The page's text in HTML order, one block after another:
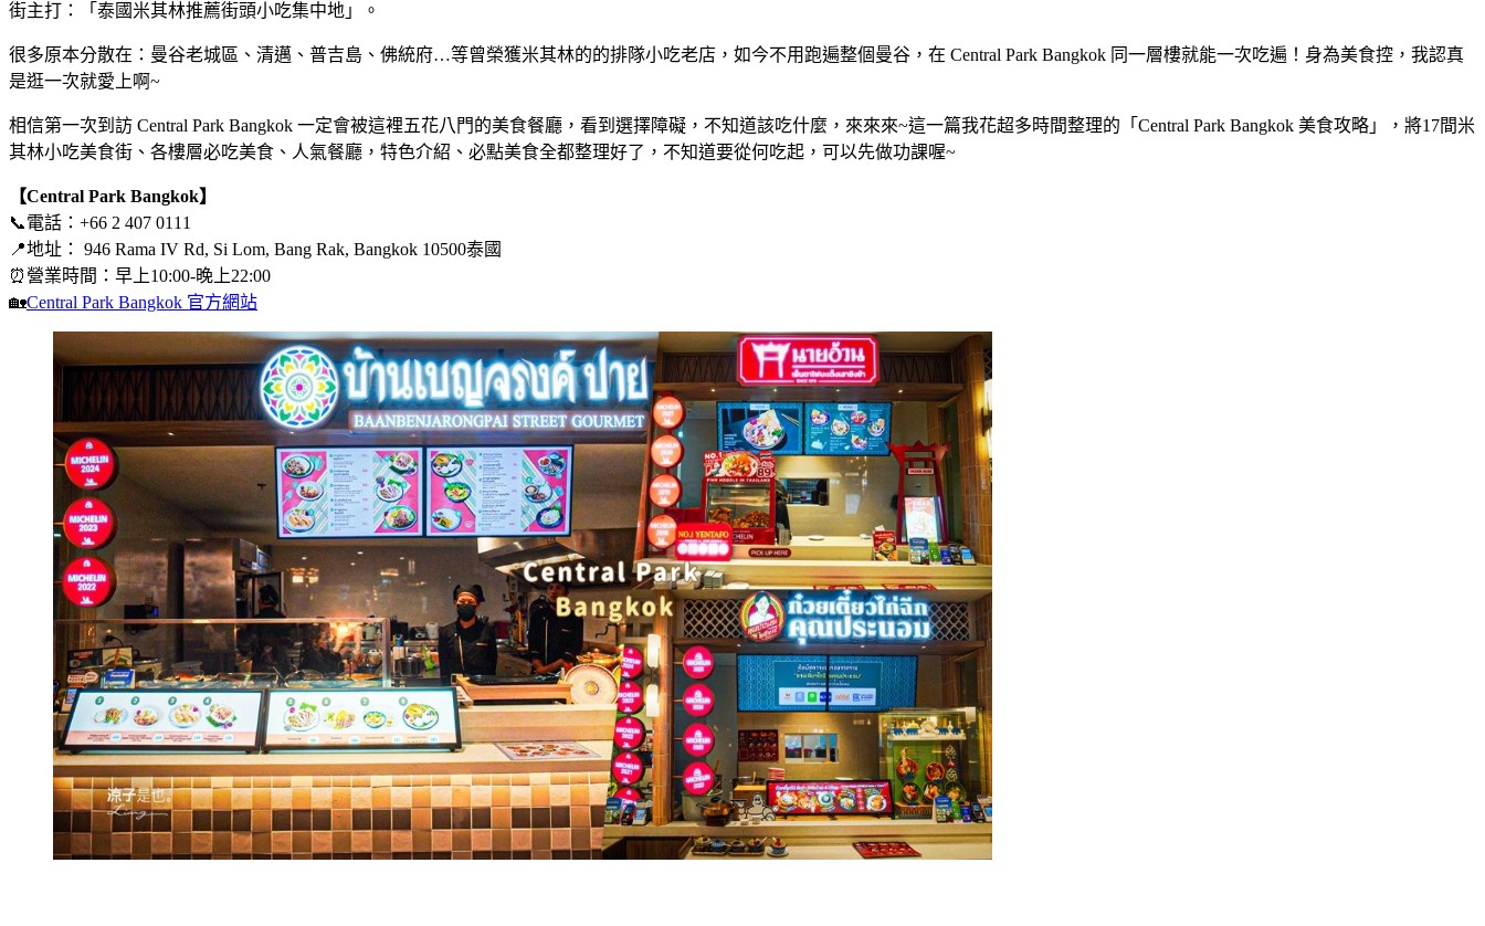
街主打：「泰國米其林推薦街頭小吃集中地」。
很多原本分散在：曼谷老城區、清邁、普吉島、佛統府…等曾榮獲米其林的的排隊小吃老店，如今不用跑遍整個曼谷，在 Central Park Bangkok 同一層樓就能一次吃遍！身為美食控，我認真
是逛一次就愛上啊~
相信第一次到訪 Central Park Bangkok 一定會被這裡五花八門的美食餐廳，看到選擇障礙，不知道該吃什麼，來來來~這一篇我花超多時間整理的「Central Park Bangkok 美食攻略」，將17間米
其林小吃美食街、各樓層必吃美食、人氣餐廳，特色介紹、必點美食全都整理好了，不知道要從何吃起，可以先做功課喔~
【Central Park Bangkok】
📞電話：+66 2 407 0111
📍地址： 946 Rama IV Rd, Si Lom, Bang Rak, Bangkok 10500泰國
⏰營業時間：早上10:00-晚上22:00
🏡Central Park Bangkok 官方網站